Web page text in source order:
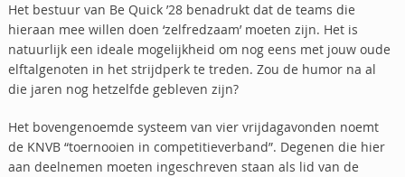
Het bestuur van Be Quick ’28 benadrukt dat de teams die
hieraan mee willen doen ‘zelfredzaam’ moeten zijn. Het is
natuurlijk een ideale mogelijkheid om nog eens met jouw oude
elftalgenoten in het strijdperk te treden. Zou de humor na al
die jaren nog hetzelfde gebleven zijn?
Het bovengenoemde systeem van vier vrijdagavonden noemt
de KNVB “toernooien in competitieverband”. Degenen die hier
aan deelnemen moeten ingeschreven staan als lid van de